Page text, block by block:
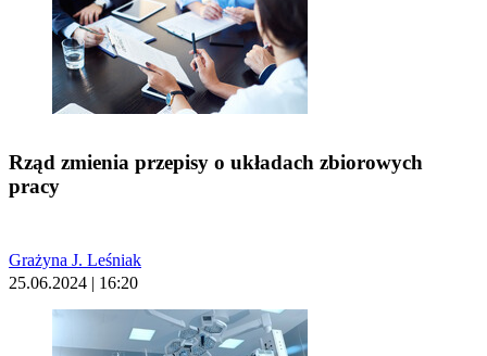
Rząd zmienia przepisy o układach zbiorowych
pracy
Grażyna J. Leśniak
25.06.2024 | 16:20